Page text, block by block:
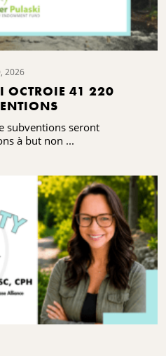
2026
OCTROIE 41 220
subventions seront
à but non ...